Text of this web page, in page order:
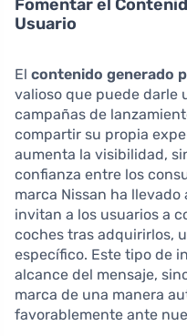
Fomentar el
Usuario
El contenido generado
valioso que puede darle
campañas de
compartir su propia
aumenta la visibilidad,
confianza entre los
marca Nissan ha
invitan a los usuarios a
coches tras adquirirlos,
específico. Este tipo de
alcance del mensaje,
marca de una manera
favorablemente ante